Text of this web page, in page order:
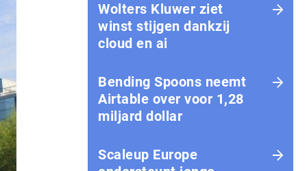
Wolters Kluwer ziet
winst stijgen dankzij
cloud en ai
Bending Spoons neemt
Airtable over voor 1,28
miljard dollar
Scaleup Europe